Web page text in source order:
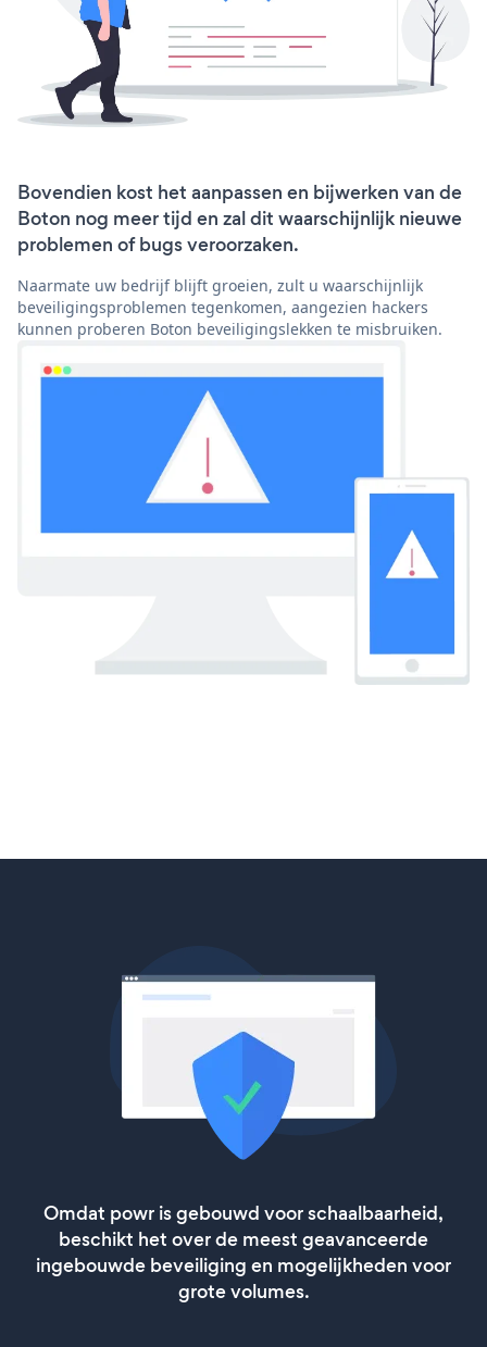
Bovendien kost het aanpassen en bijwerken van de
Boton nog meer tijd en zal dit waarschijnlijk nieuwe
problemen of bugs veroorzaken.
Naarmate uw bedrijf blijft groeien, zult u waarschijnlijk
beveiligingsproblemen tegenkomen, aangezien hackers
kunnen proberen Boton beveiligingslekken te misbruiken.
Omdat powr is gebouwd voor schaalbaarheid,
beschikt het over de meest geavanceerde
ingebouwde beveiliging en mogelijkheden voor
grote volumes.